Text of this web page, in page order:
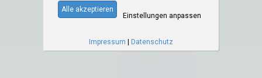
Alle akzeptieren
Einstellungen anpassen
Impressum Datenschutz